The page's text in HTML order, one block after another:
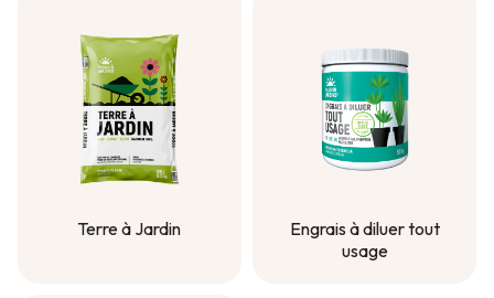
Terre à Jardin
Engrais à diluer tout
usage